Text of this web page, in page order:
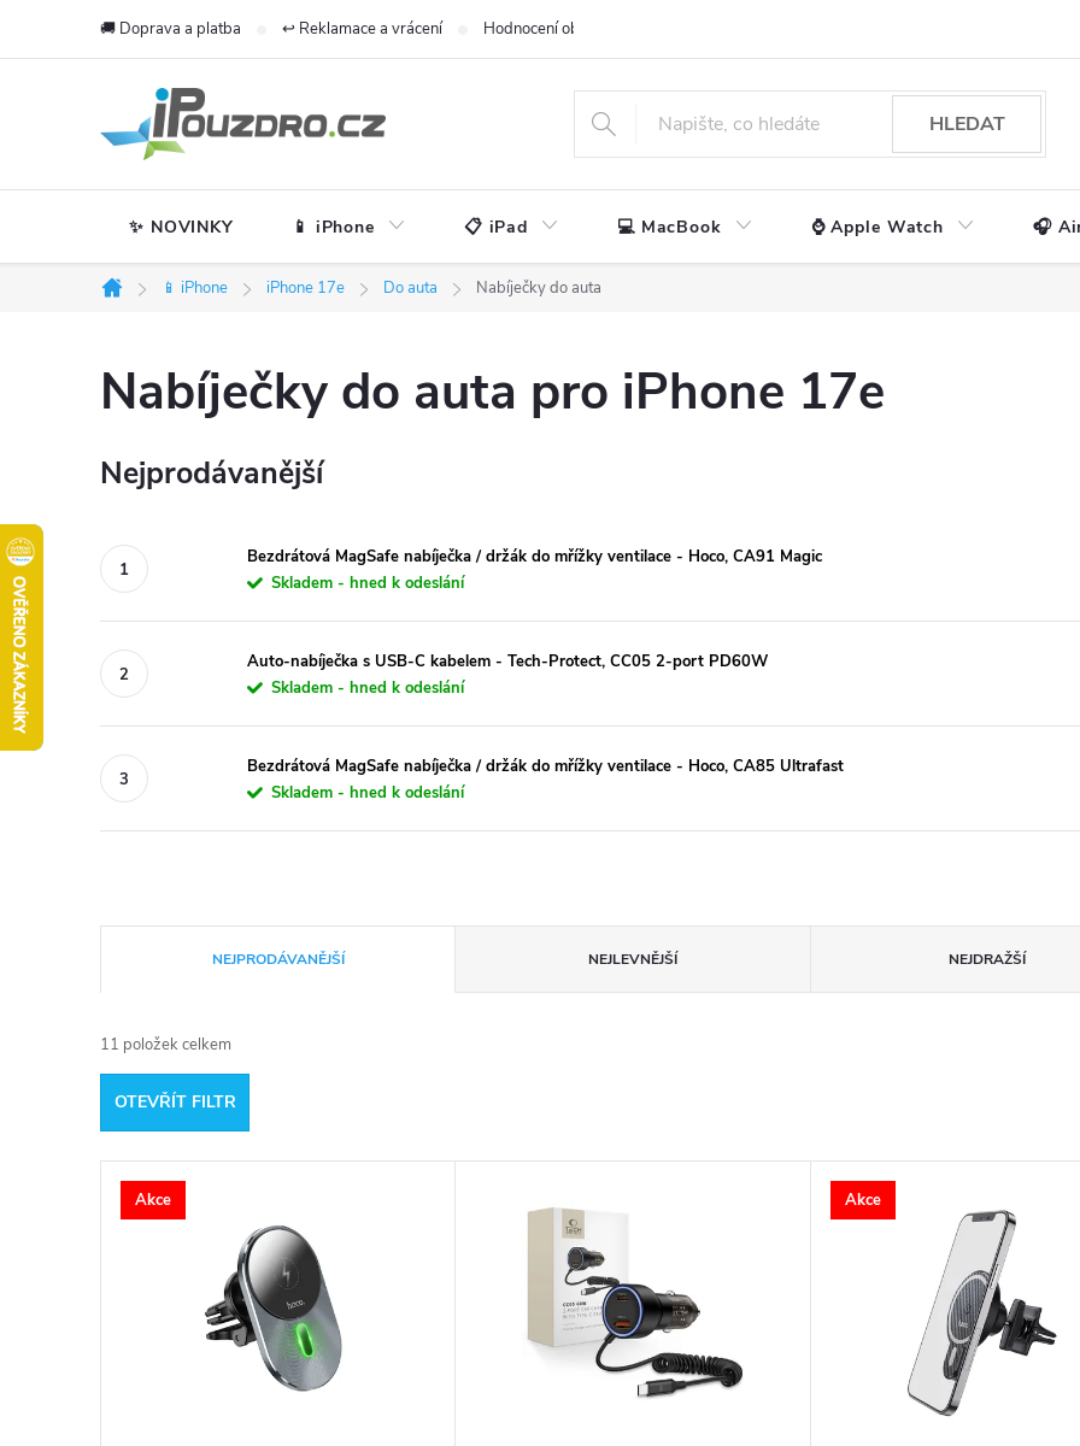
🚚 Doprava a platba ↩️ Reklamace a vrácení Hodnocení obchodu
HLEDAT
✨ NOVINKY 📱 iPhone 📋 iPad 💻 MacBook ⌚ Apple Watch 🎧
Domů
📱 iPhone iPhone 17e Do auta Nabíječky do auta
Nabíječky do auta pro iPhone 17e
Nejprodávanější
Bezdrátová MagSafe nabíječka / držák do mřížky ventilace - Hoco, CA91 Magic
Skladem - hned k odeslání
Auto-nabíječka s USB-C kabelem - Tech-Protect, CC05 2-port PD60W
Skladem - hned k odeslání
Bezdrátová MagSafe nabíječka / držák do mřížky ventilace - Hoco, CA85 Ultrafast
Skladem - hned k odeslání
a
z
e
n
NEJPRODÁVANĚJŠÍ NEJLEVNĚJŠÍ NEJDRAŽŠÍ
11 položek celkem
OTEVŘÍT FILTR
VAkce Akce